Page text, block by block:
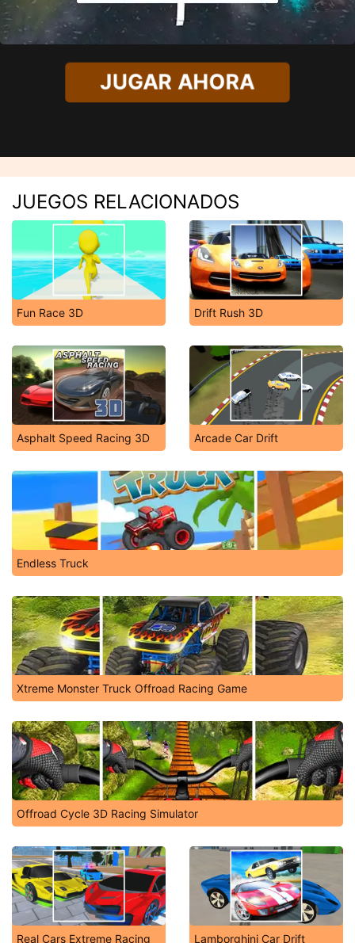
JUGAR AHORA
JUEGOS RELACIONADOS
Fun Race 3D Drift Rush 3D
Asphalt Speed Racing 3D Arcade Car Drift
Endless Truck
Xtreme Monster Truck Offroad Racing Game
Offroad Cycle 3D Racing Simulator
Real Cars Extreme Racing Lamborghini Car Drift